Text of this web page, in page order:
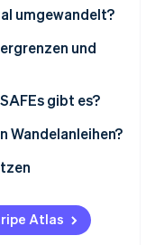
umgewandelt?
und
gibt es?
Wandelanleihen?
Atlas